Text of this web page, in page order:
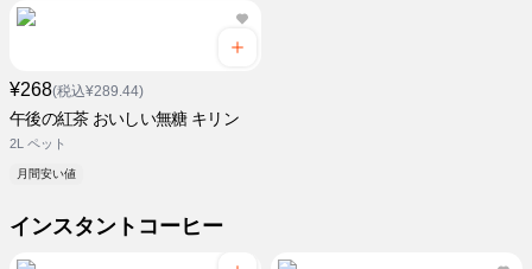
¥268(税込¥289.44)
午後の紅茶 おいしい無糖 キリン
2L ペット
月間安い値
インスタントコーヒー